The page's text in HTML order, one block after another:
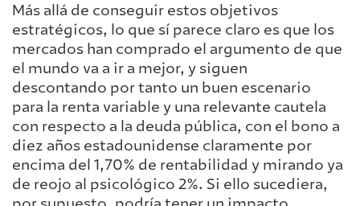
Más allá de conseguir estos objetivos
estratégicos, lo que sí parece claro es que los
mercados han comprado el argumento de que
el mundo va a ir a mejor, y siguen
descontando por tanto un buen escenario
para la renta variable y una relevante cautela
con respecto a la deuda pública, con el bono a
diez años estadounidense claramente por
encima del 1,70% de rentabilidad y mirando ya
de reojo al psicológico 2%. Si ello sucediera,